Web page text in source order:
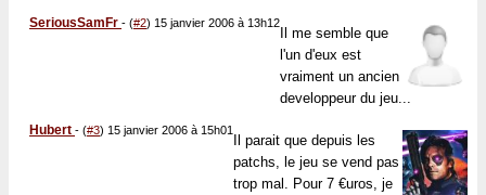
SeriousSamFr - (#2) 15 janvier 2006 à 13h12
Il me semble que
l'un d'eux est
vraiment un ancien
developpeur du jeu...
Hubert - (#3) 15 janvier 2006 à 15h01
Il parait que depuis les
patchs, le jeu se vend pas
trop mal. Pour 7 €uros, je